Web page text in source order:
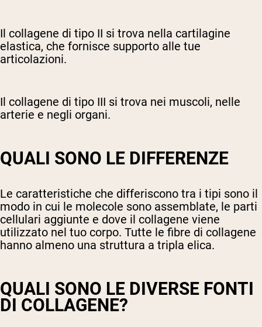
Il collagene di tipo II si trova nella cartilagine
elastica, che fornisce supporto alle tue
articolazioni.
Il collagene di tipo III si trova nei muscoli, nelle
arterie e negli organi.
QUALI SONO LE DIFFERENZE
Le caratteristiche che differiscono tra i tipi sono il
modo in cui le molecole sono assemblate, le parti
cellulari aggiunte e dove il collagene viene
utilizzato nel tuo corpo. Tutte le fibre di collagene
hanno almeno una struttura a tripla elica.
QUALI SONO LE DIVERSE FONTI
DI COLLAGENE?